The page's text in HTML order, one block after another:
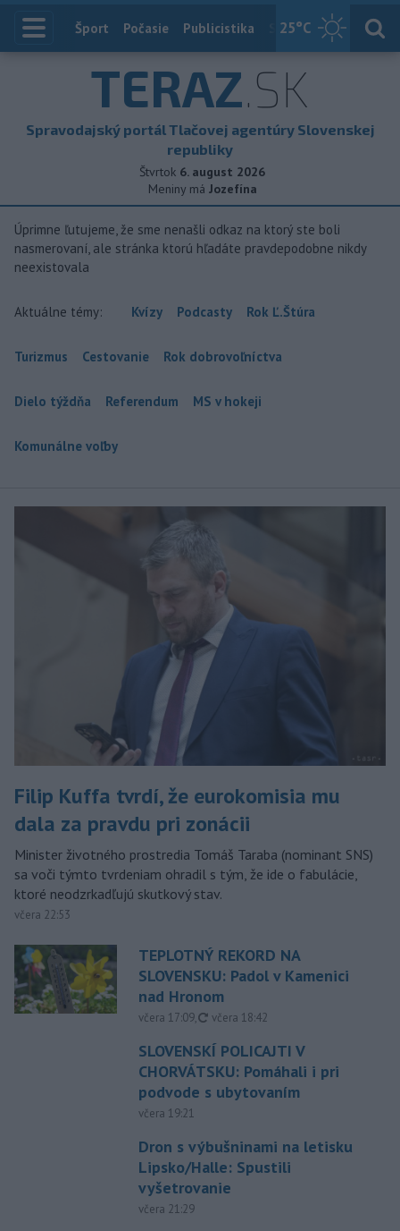
25°C
Index
Šport Počasie Publicistika Slovensko
TERAZ.SK
Spravodajský portál Tlačovej agentúry Slovenskej
republiky
Štvrtok 6. august 2026
Meniny má Jozefína
Úprimne ľutujeme, že sme nenašli odkaz na ktorý ste boli
nasmerovaní, ale stránka ktorú hľadáte pravdepodobne nikdy
neexistovala
Aktuálne témy: Kvízy Podcasty Rok Ľ.Štúra
Turizmus Cestovanie Rok dobrovoľníctva
Dielo týždňa Referendum MS v hokeji
Komunálne voľby
Filip Kuffa tvrdí, že eurokomisia mu
dala za pravdu pri zonácii
Minister životného prostredia Tomáš Taraba (nominant SNS)
sa voči týmto tvrdeniam ohradil s tým, že ide o fabulácie,
ktoré neodzrkadľujú skutkový stav.
včera 22:53
TEPLOTNÝ REKORD NA
SLOVENSKU: Padol v Kamenici
nad Hronom
včera 17:09, aktualizované
včera 18:42
SLOVENSKÍ POLICAJTI V
CHORVÁTSKU: Pomáhali i pri
podvode s ubytovaním
včera 19:21
Dron s výbušninami na letisku
Lipsko/Halle: Spustili
vyšetrovanie
včera 21:29